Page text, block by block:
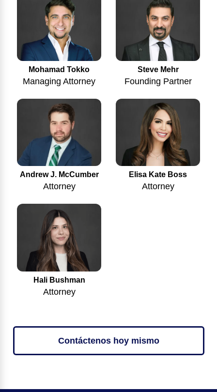
Mohamad Tokko
Managing Attorney
Steve Mehr
Founding Partner
Andrew J. McCumber
Attorney
Elisa Kate Boss
Attorney
Hali Bushman
Attorney
Contáctenos hoy mismo